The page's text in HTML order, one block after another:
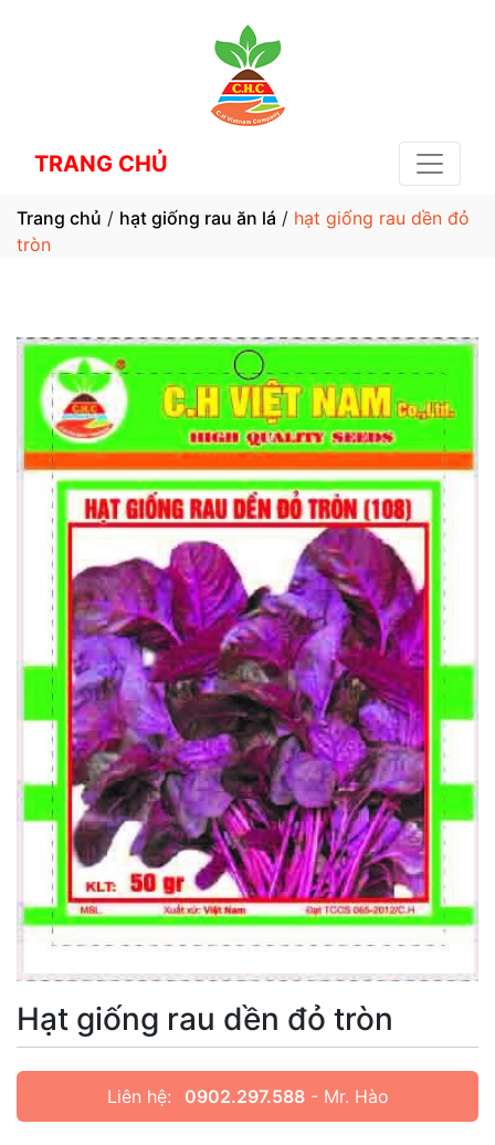
TRANG CHỦ
Trang chủ / hạt giống rau ăn lá / hạt giống rau dền đỏ
tròn
Hạt giống rau dền đỏ tròn
Liên hệ: 0902.297.588- Mr. Hào